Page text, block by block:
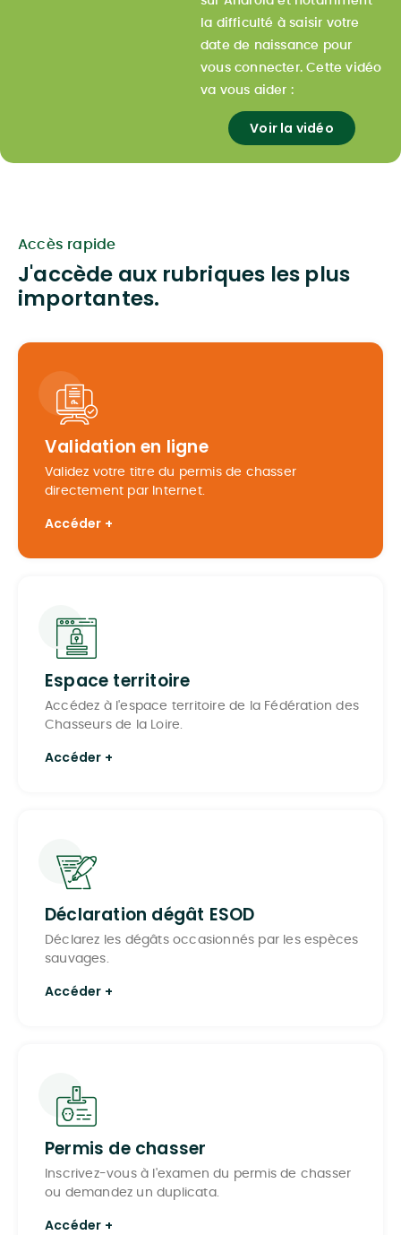
la difficulté à saisir votre
date de naissance pour
vous connecter. Cette vidéo
va vous aider :
Voir la vidéo
Accès rapide
J'accède aux rubriques les plus
importantes.
Validation en ligne
Validez votre titre du permis de chasser
directement par Internet.
Accéder +
Espace territoire
Accédez à l'espace territoire de la Fédération des
Chasseurs de la Loire.
Accéder +
Déclaration dégât ESOD
Déclarez les dégâts occasionnés par les espèces
sauvages.
Accéder +
Permis de chasser
Inscrivez-vous à l'examen du permis de chasser
ou demandez un duplicata.
Accéder +